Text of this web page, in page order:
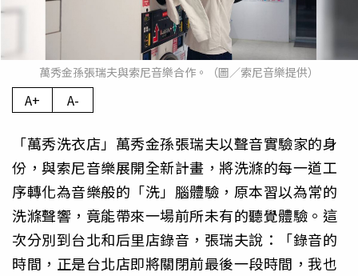
萬秀金孫張瑞夫與索尼音樂合作。（圖／索尼音樂提供）
A+ A-
「萬秀洗衣店」萬秀金孫張瑞夫以聲音實驗家的身
份，與索尼音樂展開全新計畫，將洗滌的每一道工
序轉化為音樂般的「洗」腦體驗，原本習以為常的
洗滌聲響，竟能帶來一場前所未有的聽覺體驗。這
次分別到台北和后里店錄音，張瑞夫說：「錄音的
時間，正是台北店即將關閉前最後一段時間，我也